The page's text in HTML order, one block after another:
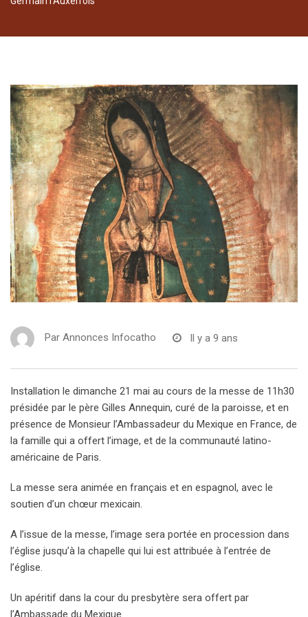
Par Annonces Infocatho Il y a 9 ans
Installation le dimanche 21 mai au cours de la messe de 11h30
présidée par le père Gilles Annequin, curé de la paroisse, et en
présence de Monsieur l’Ambassadeur du Mexique en France, de
la famille qui a offert l’image, et de la communauté latino-
américaine de Paris.
La messe sera animée en français et en espagnol, avec le
soutien d’un chœur mexicain.
A l’issue de la messe, l’image sera portée en procession dans
l’église jusqu’à la chapelle qui lui est attribuée à l’entrée de
l’église.
Un apéritif dans la cour du presbytère sera offert par
l’Ambassade du Mexique.